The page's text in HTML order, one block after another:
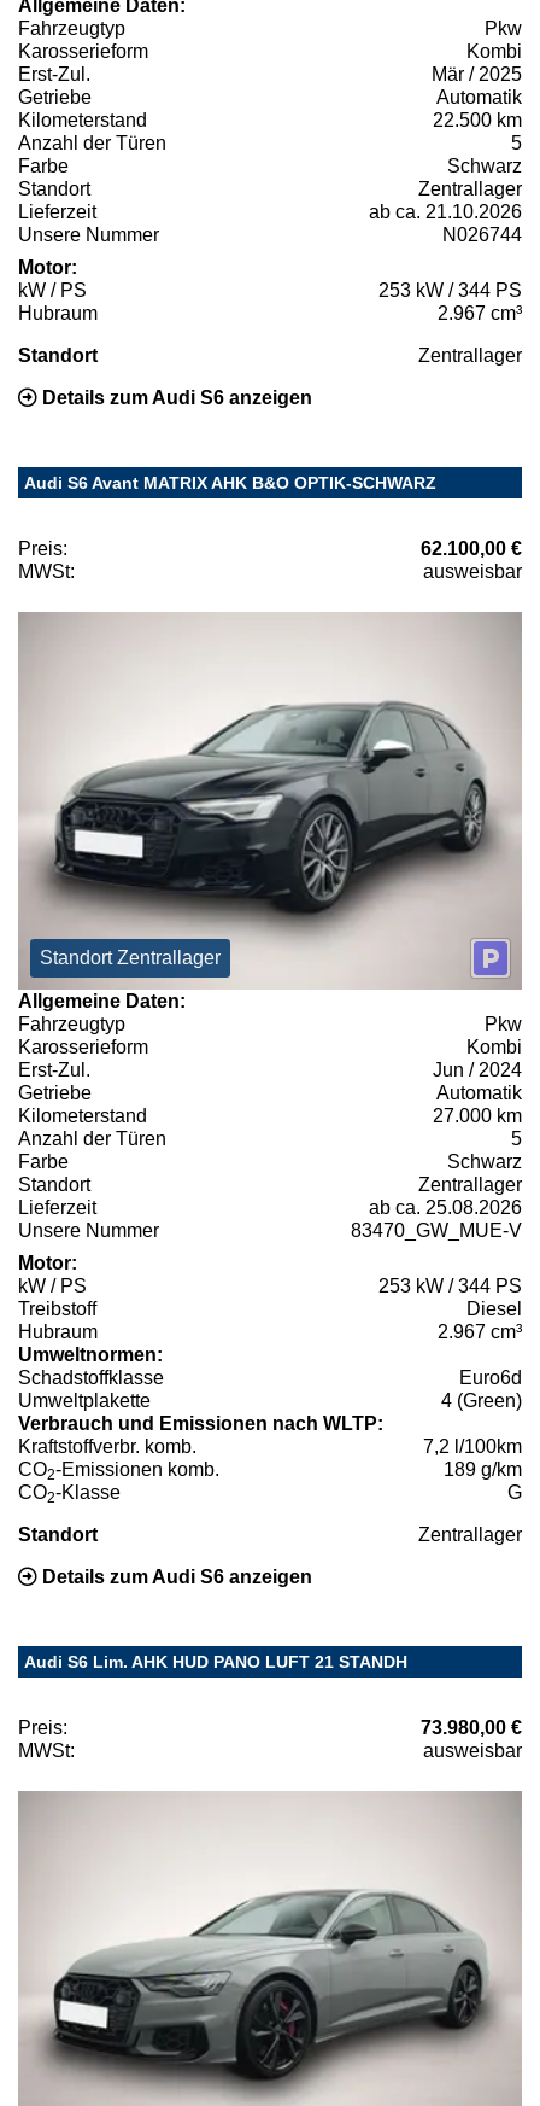
Allgemeine Daten:
Fahrzeugtyp
Pkw
Karosserieform
Kombi
Erst-Zul.
Mär / 2025
Getriebe
Automatik
Kilometerstand
22.500 km
Anzahl der Türen
5
Farbe
Schwarz
Standort
Zentrallager
Lieferzeit
ab ca. 21.10.2026
Unsere Nummer
N026744
Motor:
kW / PS
253 kW / 344 PS
Hubraum
2.967 cm³
Standort Zentrallager
Details zum Audi S6 anzeigen
Audi S6 Avant MATRIX AHK B&O OPTIK-SCHWARZ
Preis:
62.100,00 €
MWSt:
ausweisbar
Standort Zentrallager
Allgemeine Daten:
Fahrzeugtyp
Pkw
Karosserieform
Kombi
Erst-Zul.
Jun / 2024
Getriebe
Automatik
Kilometerstand
27.000 km
Anzahl der Türen
5
Farbe
Schwarz
Standort
Zentrallager
Lieferzeit
ab ca. 25.08.2026
Unsere Nummer
83470_GW_MUE-V
Motor:
kW / PS
253 kW / 344 PS
Treibstoff
Diesel
Hubraum
2.967 cm³
Umweltnormen:
Schadstoffklasse
Euro6d
Umweltplakette
4 (Green)
Verbrauch und Emissionen nach WLTP:
Kraftstoffverbr. komb.
7,2 l/100km
CO2-Emissionen komb.
189 g/km
CO2-Klasse G
Standort Zentrallager
Details zum Audi S6 anzeigen
Audi S6 Lim. AHK HUD PANO LUFT 21 STANDH
Preis:
73.980,00 €
MWSt:
ausweisbar